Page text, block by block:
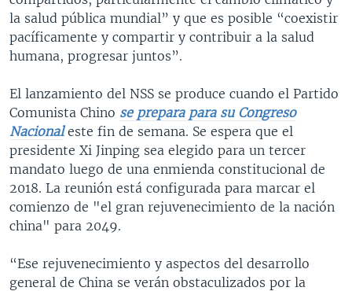
la salud pública mundial” y que es posible “coexistir
pacíficamente y compartir y contribuir a la salud
humana, progresar juntos”.
El lanzamiento del NSS se produce cuando el Partido
Comunista Chino se prepara para su Congreso
Nacionaleste fin de semana. Se espera que el
presidente Xi Jinping sea elegido para un tercer
mandato luego de una enmienda constitucional de
2018. La reunión está configurada para marcar el
comienzo de "el gran rejuvenecimiento de la nación
china" para 2049.
“Ese rejuvenecimiento y aspectos del desarrollo
general de China se verán obstaculizados por la